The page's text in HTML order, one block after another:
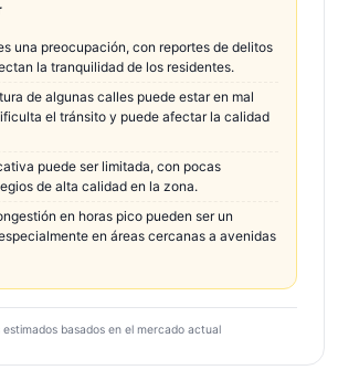
una preocupación, con reportes de delitos
la tranquilidad de los residentes.
de algunas calles puede estar en mal
el tránsito y puede afectar la calidad
puede ser limitada, con pocas
de alta calidad en la zona.
en horas pico pueden ser un
en áreas cercanas a avenidas
estimados basados en el mercado actual